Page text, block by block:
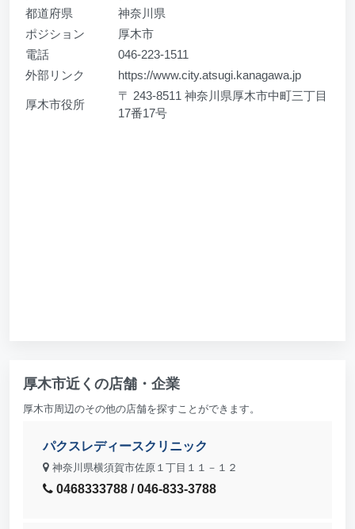
都道府県
神奈川県
ポジション
厚木市
電話
046-223-1511
外部リンク
https://www.city.atsugi.kanagawa.jp
厚木市役所
〒 243-8511 神奈川県厚木市中町三丁目
17番17号
厚木市近くの店舗・企業
厚木市周辺のその他の店舗を探すことができます。
パクスレディースクリニック
神奈川県横須賀市佐原１丁目１１－１２
0468333788 / 046-833-3788